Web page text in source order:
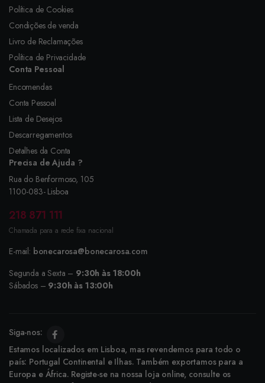
Política de Cookies
Condições de venda
Livro de Reclamações
Política de Privacidade
Conta Pessoal
Encomendas
Conta Pessoal
Lista de Desejos
Descarregamentos
Detalhes da Conta
Precisa de Ajuda ?
Rua do Benformoso, 105
1100-083- Lisboa
218 871 111
Chamada para a rede fixa nacional
E-mail: bonecarosa@bonecarosa.com
Segunda a Sexta – 9:30h às 18:00h
Sábados – 9:30h às 13:00h
Siga-nos:
Estamos localizados em Lisboa, mas revendemos para todo o
país: Portugal Continental e Ilhas. Também exportamos para a
Europa e África. Registe-se na nossa loja online, consulte os